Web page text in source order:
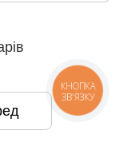
КНОПКА
ЗВ'ЯЗКУ